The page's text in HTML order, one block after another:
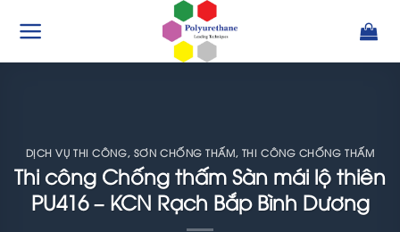
qua
DỊCH VỤ THI CÔNG, SƠN CHỐNG THẤM, THI CÔNG CHỐNG THẤM
Thi công Chống thấm Sàn mái lộ thiên
PU416 – KCN Rạch Bắp Bình Dương